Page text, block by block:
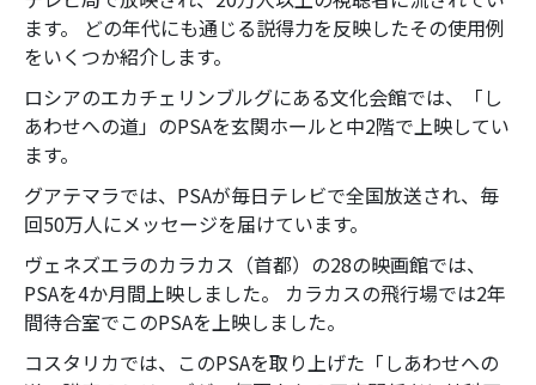
ます。 どの年代にも通じる説得力を反映したその使用例
をいくつか紹介します。
ロシアのエカチェリンブルグにある文化会館では、「し
あわせへの道」のPSAを玄関ホールと中2階で上映してい
ます。
グアテマラでは、PSAが毎日テレビで全国放送され、毎
回50万人にメッセージを届けています。
ヴェネズエラのカラカス（首都）の28の映画館では、
PSAを4か月間上映しました。 カラカスの飛行場では2年
間待合室でこのPSAを上映しました。
コスタリカでは、このPSAを取り上げた「しあわせへの